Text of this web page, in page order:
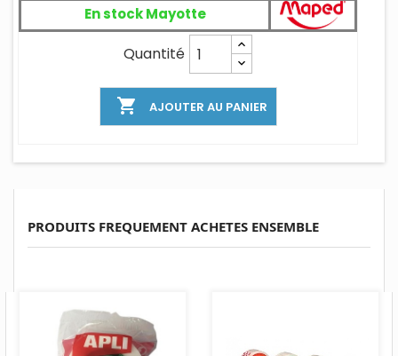
En stock Mayotte
Quantité
 AJOUTER AU PANIER
PRODUITS FREQUEMENT ACHETES ENSEMBLE